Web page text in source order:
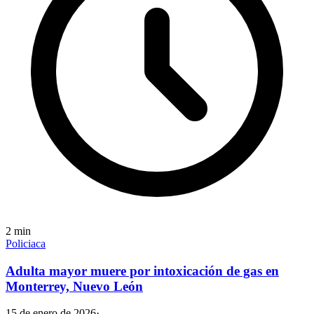
2 min
Policiaca
Adulta mayor muere por intoxicación de gas en
Monterrey, Nuevo León